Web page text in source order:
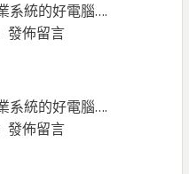
系統的好電腦….
發佈留言
系統的好電腦….
發佈留言